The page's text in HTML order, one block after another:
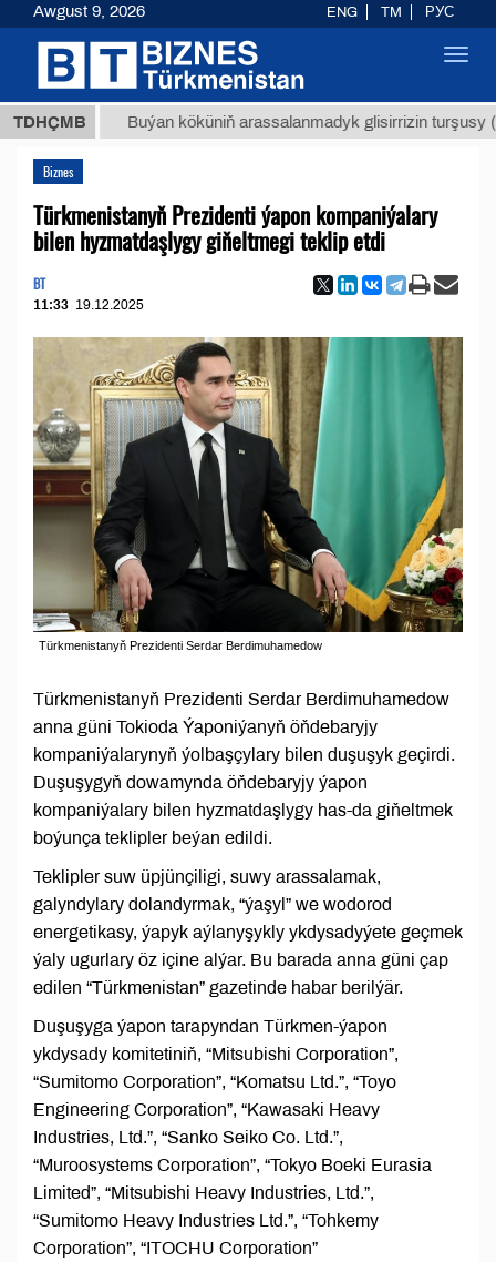
TDHÇMBBuýan köküniň arassalanmadyk glisirrizin turşusy (t.)
Biznes
Türkmenistanyň Prezidenti ýapon kompaniýalary
bilen hyzmatdaşlygy giňeltmegi teklip etdi
BT
11:33 19.12.2025
Türkmenistanyň Prezidenti Serdar Berdimuhamedow
Türkmenistanyň Prezidenti Serdar Berdimuhamedow
anna güni Tokioda Ýaponiýanyň öňdebaryjy
kompaniýalarynyň ýolbaşçylary bilen duşuşyk geçirdi.
Duşuşygyň dowamynda öňdebaryjy ýapon
kompaniýalary bilen hyzmatdaşlygy has-da giňeltmek
boýunça teklipler beýan edildi.
Teklipler suw üpjünçiligi, suwy arassalamak,
galyndylary dolandyrmak, “ýaşyl” we wodorod
energetikasy, ýapyk aýlanyşykly ykdysadyýete geçmek
ýaly ugurlary öz içine alýar. Bu barada anna güni çap
edilen “Türkmenistan” gazetinde habar berilýär.
Duşuşyga ýapon tarapyndan Türkmen-ýapon
ykdysady komitetiniň, “Mitsubishi Corporation”,
“Sumitomo Corporation”, “Komatsu Ltd.”, “Toyo
Engineering Corporation”, “Kawasaki Heavy
Industries, Ltd.”, “Sanko Seiko Co. Ltd.”,
“Muroosystems Corporation”, “Tokyo Boeki Eurasia
Limited”, “Mitsubishi Heavy Industries, Ltd.”,
“Sumitomo Heavy Industries Ltd.”, “Tohkemy
Corporation”, “ITOCHU Corporation”
Awgust 9, 2026 ENG TM РУС